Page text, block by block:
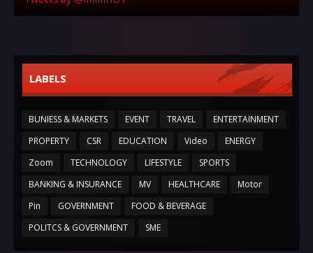
LABELS
BUNIESS & MARKETS EVENT TRAVEL
ENTERTAINMENT
PROPERTY
CSR EDUCATION Video
ENERGY
Zoom
TECHNOLOGY LIFESTYLE
SPORTS
BANKING & INSURANCE
MV HEALTHCARE
Motor
Pin
GOVERNMENT
FOOD & BEVERAGE
POLITCS & GOVERNMENT
SME